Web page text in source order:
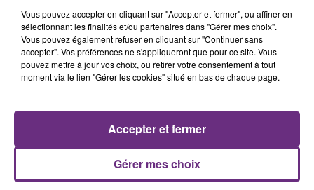
Tarn
Tarn-et-Garonne
Vendée
Vienne
Yonne
FIL D'ACTU
Vous pouvez accepter en cliquant sur "Accepter et fermer", ou affiner en
sélectionnant les finalités et/ou partenaires dans "Gérer mes choix".
Vous pouvez également refuser en cliquant sur "Continuer sans
accepter". Vos préférences ne s'appliqueront que pour ce site. Vous
pouvez mettre à jour vos choix, ou retirer votre consentement à tout
moment via le lien "Gérer les cookies" situé en bas de chaque page.
Gérer mes choix
Accepter et fermer